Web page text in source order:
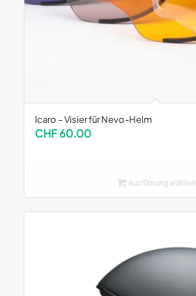
Icaro – Visier für Nevo-Helm
CHF60.00
Ausführung wählen